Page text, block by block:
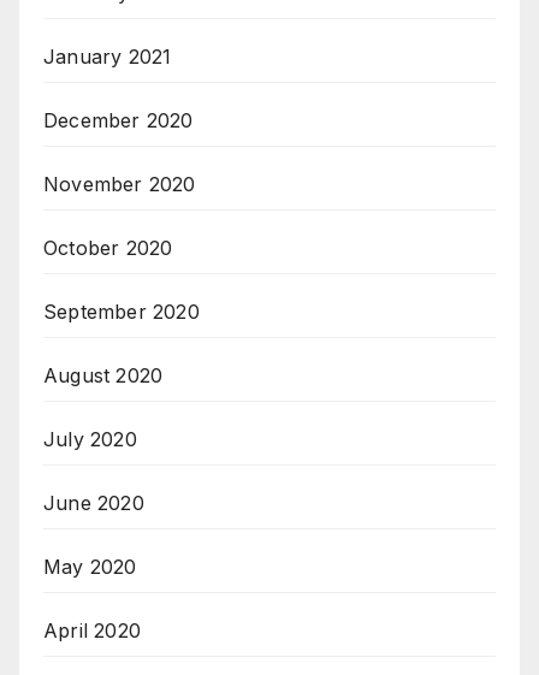
January 2021
December 2020
November 2020
October 2020
September 2020
August 2020
July 2020
June 2020
May 2020
April 2020